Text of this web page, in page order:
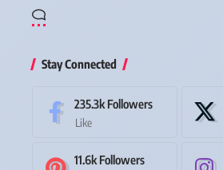
Stay Connected
235.3k Followers
Like
11.6k Followers